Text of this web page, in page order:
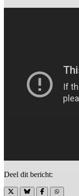
Deel dit bericht: